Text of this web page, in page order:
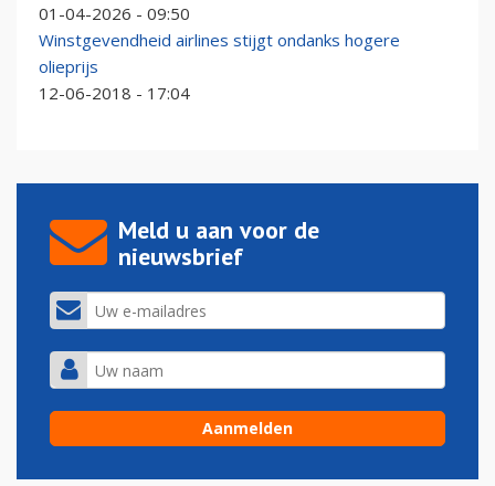
01-04-2026 - 09:50
Winstgevendheid airlines stijgt ondanks hogere
olieprijs
12-06-2018 - 17:04
Meld u aan voor de
nieuwsbrief